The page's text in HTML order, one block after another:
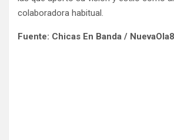
colaboradora habitual.
Fuente: Chicas En Banda /